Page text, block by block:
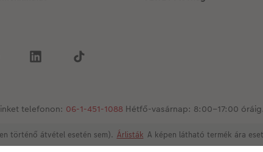
telefonon: 06-1-451-1088 Hétfő-vasárnap: 8:00–17:00 óráig.
történő átvétel esetén sem). Árlisták A képen látható termék ára